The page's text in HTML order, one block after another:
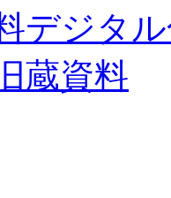
デジタ
蔵資料